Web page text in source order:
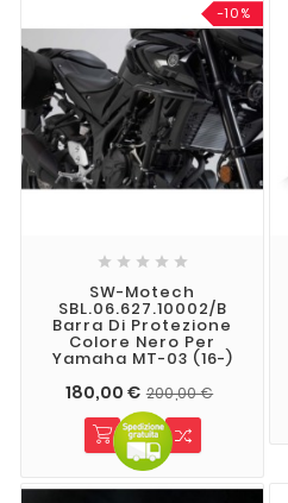
-10%
    
SW-Motech
SBL.06.627.10002/B
Barra Di Protezione
Colore Nero Per
Yamaha MT-03 (16-)
180,00 € 200,00 €